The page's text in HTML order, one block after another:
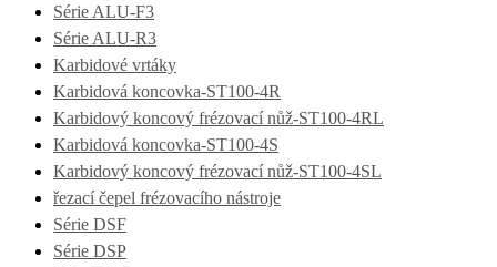
Série ALU-F3
Série ALU-R3
Karbidové vrtáky
Karbidová koncovka-ST100-4R
Karbidový koncový frézovací nůž-ST100-4RL
Karbidová koncovka-ST100-4S
Karbidový koncový frézovací nůž-ST100-4SL
řezací čepel frézovacího nástroje
Série DSF
Série DSP